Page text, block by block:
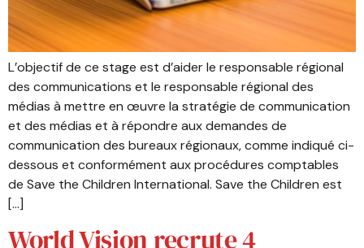
L’objectif de ce stage est d’aider le responsable régional
des communications et le responsable régional des
médias à mettre en œuvre la stratégie de communication
et des médias et à répondre aux demandes de
communication des bureaux régionaux, comme indiqué ci-
dessous et conformément aux procédures comptables
de Save the Children International. Save the Children est
[…]
World Vision recrute 4